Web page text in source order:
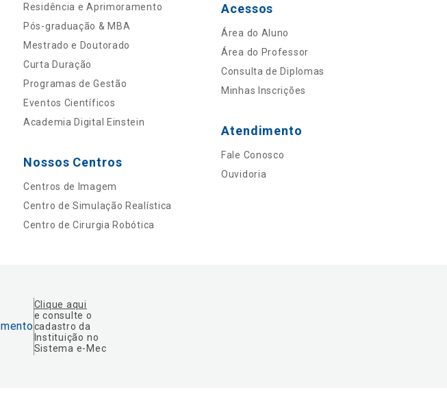
Residência e Aprimoramento
Pós-graduação & MBA
Mestrado e Doutorado
Curta Duração
Programas de Gestão
Eventos Científicos
Academia Digital Einstein
Nossos Centros
Centros de Imagem
Centro de Simulação Realística
Centro de Cirurgia Robótica
Acessos
Área do Aluno
Área do Professor
Consulta de Diplomas
Minhas Inscrições
Atendimento
Fale Conosco
Ouvidoria
Clique aqui
e consulte o
cadastro da
Instituição no
Sistema e-Mec